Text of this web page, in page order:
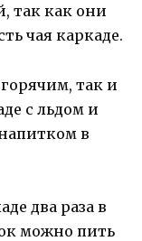
так как они
чая каркаде.
так и
с льдом и
в
два раза в
можно пить